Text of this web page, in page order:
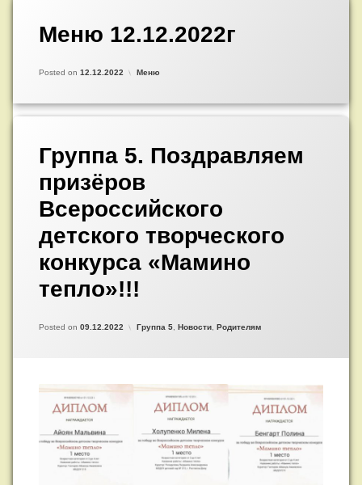
Меню 12.12.2022г
Posted on 12.12.2022 Категории:
Меню
Добавить
комментарий
записи
Группа 5. Поздравляем
призёров
Всероссийского
детского творческого
конкурса «Мамино
тепло»!!!
Posted on 09.12.2022 Категории:
Группа 5, Новости, Родителям
записи
Группа
Поздравляем
Всероссийского
творческого
конкурса
«Мамино